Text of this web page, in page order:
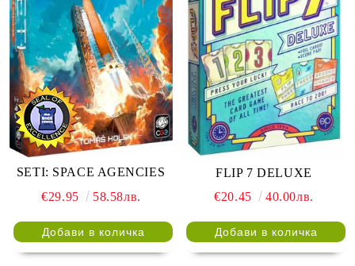
SETI: SPACE AGENCIES
€29.95
58.58лв.
FLIP 7 DELUXE
€20.45
40.00лв.